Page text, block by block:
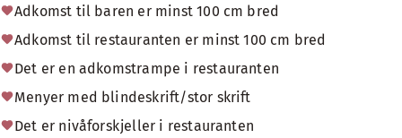
Adkomst til baren er minst 100 cm bred
Adkomst til restauranten er minst 100 cm bred
Det er en adkomstrampe i restauranten
Menyer med blindeskrift/stor skrift
Det er nivåforskjeller i restauranten